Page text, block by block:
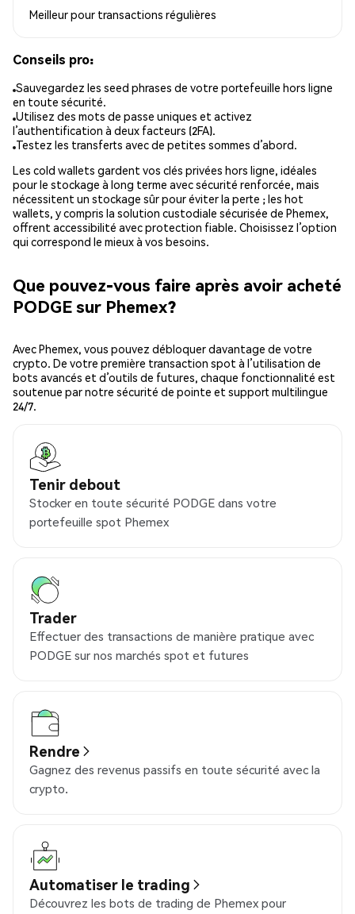
Meilleur pour transactions régulières
Conseils pro:
Sauvegardez les seed phrases de votre portefeuille hors ligne
en toute sécurité.
Utilisez des mots de passe uniques et activez
l’authentification à deux facteurs (2FA).
Testez les transferts avec de petites sommes d’abord.
Les cold wallets gardent vos clés privées hors ligne, idéales
pour le stockage à long terme avec sécurité renforcée, mais
nécessitent un stockage sûr pour éviter la perte ; les hot
wallets, y compris la solution custodiale sécurisée de Phemex,
offrent accessibilité avec protection fiable. Choisissez l’option
qui correspond le mieux à vos besoins.
Que pouvez-vous faire après avoir acheté
PODGE sur Phemex?
Avec Phemex, vous pouvez débloquer davantage de votre
crypto. De votre première transaction spot à l’utilisation de
bots avancés et d’outils de futures, chaque fonctionnalité est
soutenue par notre sécurité de pointe et support multilingue
24/7.
Tenir debout
Stocker en toute sécurité PODGE dans votre
portefeuille spot Phemex
Trader
Effectuer des transactions de manière pratique avec
PODGE sur nos marchés spot et futures
Rendre
Gagnez des revenus passifs en toute sécurité avec la
crypto.
Automatiser le trading
Découvrez les bots de trading de Phemex pour